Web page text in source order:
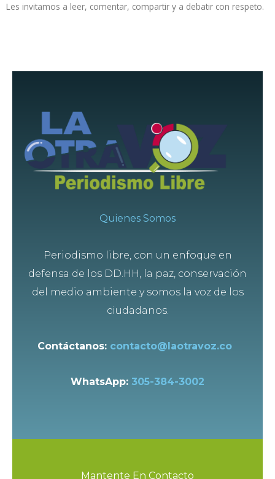
Les invitamos a leer, comentar, compartir y a debatir con respeto.
Quienes Somos
Periodismo libre, con un enfoque en
defensa de los DD.HH, la paz, conservación
del medio ambiente y somos la voz de los
ciudadanos.
Contáctanos: contacto@laotravoz.co
WhatsApp: 305-384-3002
Mantente En Contacto